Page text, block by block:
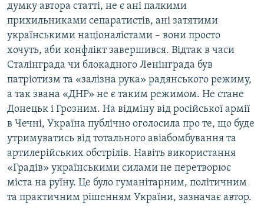
думку автора статті, не є ані палкими
прихильниками сепаратистів, ані затятими
українськими націоналістами – вони просто
хочуть, аби конфлікт завершився. Відтак в часи
Сталінграда чи блокадного Ленінграда був
патріотизм та «залізна рука» радянського режиму,
а так звана «ДНР» не є таким режимом. Не стане
Донецьк і Грозним. На відміну від російської армії
в Чечні, Україна публічно оголосила про те, що буде
утримуватись від тотального авіабомбування та
артилерійських обстрілів. Навіть використання
«Градів» українськими силами не перетворює
міста на руїну. Це було гуманітарним, політичним
та практичним рішенням України, зазначає автор.